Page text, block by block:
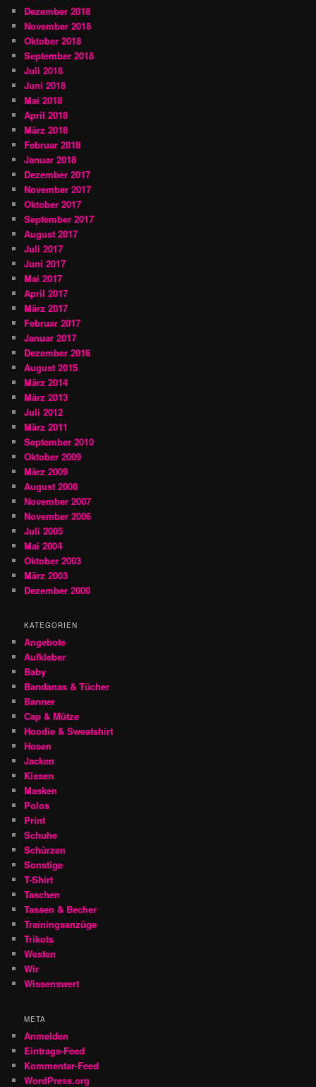
Dezember 2018
November 2018
Oktober 2018
September 2018
Juli 2018
Juni 2018
Mai 2018
April 2018
März 2018
Februar 2018
Januar 2018
Dezember 2017
November 2017
Oktober 2017
September 2017
August 2017
Juli 2017
Juni 2017
Mai 2017
April 2017
März 2017
Februar 2017
Januar 2017
Dezember 2016
August 2015
März 2014
März 2013
Juli 2012
März 2011
September 2010
Oktober 2009
März 2009
August 2008
November 2007
November 2006
Juli 2005
Mai 2004
Oktober 2003
März 2003
Dezember 2000
KATEGORIEN
Angebote
Aufkleber
Baby
Bandanas & Tücher
Banner
Cap & Mütze
Hoodie & Sweatshirt
Hosen
Jacken
Kissen
Masken
Polos
Print
Schuhe
Schürzen
Sonstige
T-Shirt
Taschen
Tassen & Becher
Trainingsanzüge
Trikots
Westen
Wir
Wissenswert
META
Anmelden
Eintrags-Feed
Kommentar-Feed
WordPress.org